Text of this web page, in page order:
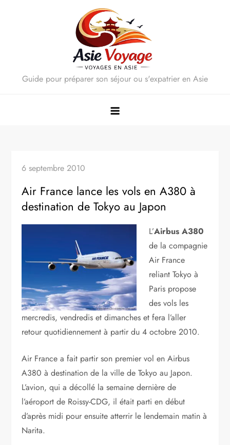
Guide pour préparer son séjour ou s'expatrier en Asie
6 septembre 2010
Air France lance les vols en A380 à
destination de Tokyo au Japon
L’Airbus A380
de la compagnie
Air France
reliant Tokyo à
Paris propose
des vols les
mercredis, vendredis et dimanches et fera l’aller
retour quotidiennement à partir du 4 octobre 2010.
Air France a fait partir son premier vol en Airbus
A380 à destination de la ville de Tokyo au Japon.
L’avion, qui a décollé la semaine dernière de
l’aéroport de Roissy-CDG, il était parti en début
d’après midi pour ensuite atterrir le lendemain matin à
Narita.